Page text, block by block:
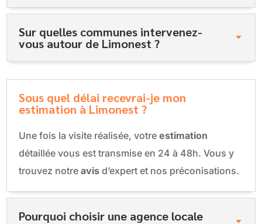
Sur quelles communes intervenez-
vous autour de Limonest ?
Sous quel délai recevrai-je mon
estimation à Limonest ?
Une fois la visite réalisée, votreestimation
détaillée vous est transmise en 24 à 48h. Vous y
trouvez notreavis d’expert et nos préconisations.
Pourquoi choisir une agence locale